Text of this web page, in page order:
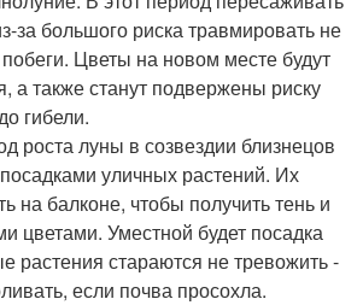
за большого риска травмировать не
Цветы на новом месте будут
а также станут подвержены риску
гибели.
роста луны в созвездии близнецов
уличных растений. Их
на балконе, чтобы получить тень и
цветами. Уместной будет посадка
растения стараются не тревожить -
если почва просохла.